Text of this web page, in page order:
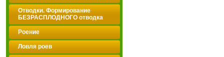
Отводки. Формирование
БЕЗРАСПЛОДНОГО отводка
Роение
Ловля роев